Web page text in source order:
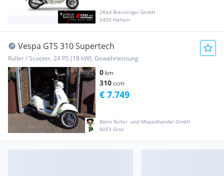
2Rad Breinlinger GmbH
5400 Hallein
Vespa GTS 310 Supertech
Roller / Scooter, 24 PS (18 kW), Gewährleistung
0 km
310ccm
Börni Roller- und Mopedhandel GmbH
8053 Graz
€ 7.749